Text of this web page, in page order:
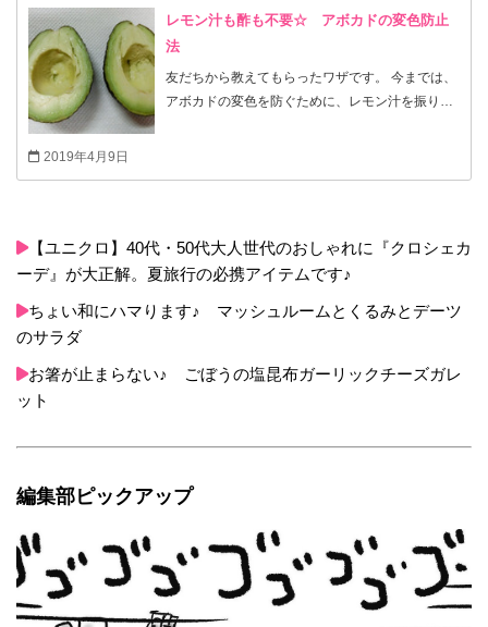
レモン汁も酢も不要☆ アボカドの変色防止
法
友だちから教えてもらったワザです。 今までは、
アボカドの変色を防ぐために、レモン汁を振りか
てくださいね。
2019年4月9日
【ユニクロ】40代・50代大人世代のおしゃれに『クロシェカ
ーデ』が大正解。夏旅行の必携アイテムです♪
ちょい和にハマります♪ マッシュルームとくるみとデーツ
のサラダ
お箸が止まらない♪ ごぼうの塩昆布ガーリックチーズガレ
ット
編集部ピックアップ